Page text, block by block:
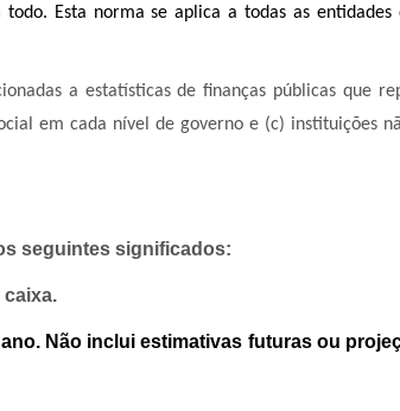
Esta norma se aplica a todas as entidades
a estatísticas de finanças públicas que
em cada nível de governo e (c) instituições
seguintes significados:
caixa.
Não inclui estimativas futuras ou